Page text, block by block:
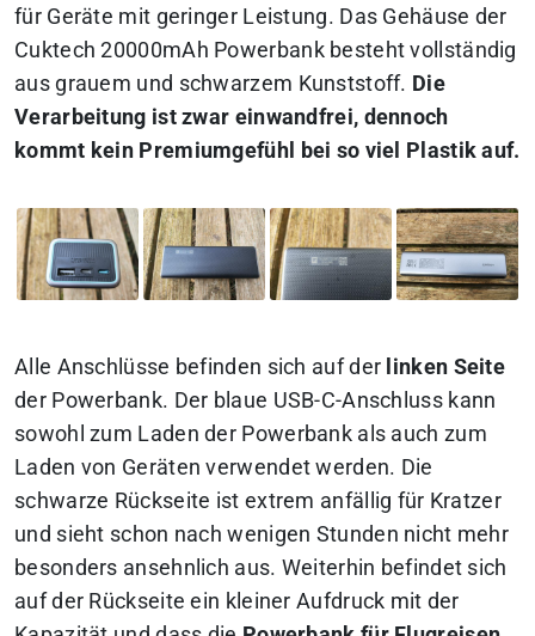
für Geräte mit geringer Leistung. Das Gehäuse der
Cuktech 20000mAh Powerbank besteht vollständig
aus grauem und schwarzem Kunststoff. Die
Verarbeitung ist zwar einwandfrei, dennoch
kommt kein Premiumgefühl bei so viel Plastik auf.
Alle Anschlüsse befinden sich auf der linken Seite
der Powerbank. Der blaue USB-C-Anschluss kann
sowohl zum Laden der Powerbank als auch zum
Laden von Geräten verwendet werden. Die
schwarze Rückseite ist extrem anfällig für Kratzer
und sieht schon nach wenigen Stunden nicht mehr
besonders ansehnlich aus. Weiterhin befindet sich
auf der Rückseite ein kleiner Aufdruck mit der